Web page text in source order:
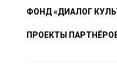
ФОНД «ДИАЛОГ
ПРОЕКТЫ